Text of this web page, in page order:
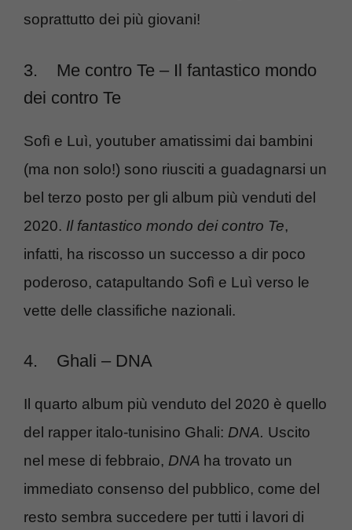
soprattutto dei più giovani!
3. Me contro Te – Il fantastico mondo
dei contro Te
Sofì e Luì, youtuber amatissimi dai bambini
(ma non solo!) sono riusciti a guadagnarsi un
bel terzo posto per gli album più venduti del
2020. Il fantastico mondo dei contro Te,
infatti, ha riscosso un successo a dir poco
poderoso, catapultando Sofì e Luì verso le
vette delle classifiche nazionali.
4. Ghali – DNA
Il quarto album più venduto del 2020 è quello
del rapper italo-tunisino Ghali: DNA. Uscito
nel mese di febbraio, DNA ha trovato un
immediato consenso del pubblico, come del
resto sembra succedere per tutti i lavori di